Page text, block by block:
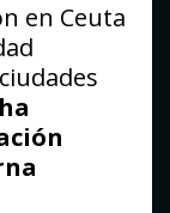
en Ceuta
ha